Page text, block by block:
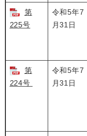
第
225号
令和5年7
月31日
第
224号
令和5年7
月31日